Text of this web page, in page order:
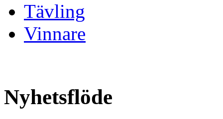
Tävling
Vinnare
Nyhetsflöde